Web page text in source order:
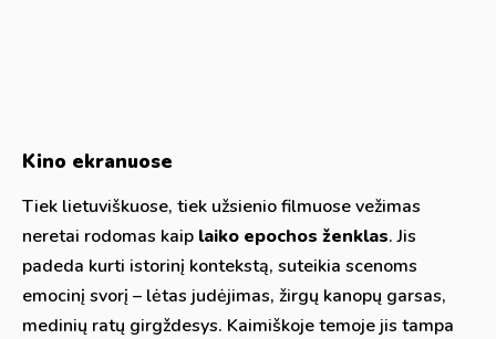
Kino ekranuose
Tiek lietuviškuose, tiek užsienio filmuose vežimas
neretai rodomas kaip laiko epochos ženklas. Jis
padeda kurti istorinį kontekstą, suteikia scenoms
emocinį svorį – lėtas judėjimas, žirgų kanopų garsas,
medinių ratų girgždesys. Kaimiškoje temoje jis tampa